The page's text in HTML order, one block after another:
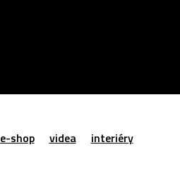
e-shop videa interiéry